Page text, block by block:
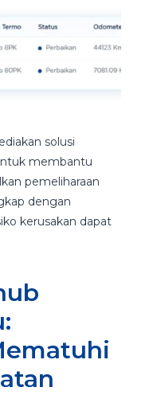
solusi
membantu
pemeliharaan
dengan
kerusakan dapat